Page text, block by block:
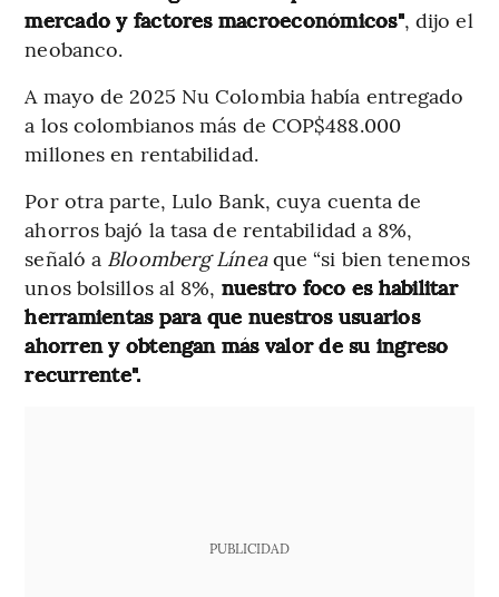
mercado y factores macroeconómicos", dijo el
neobanco.
A mayo de 2025 Nu Colombia había entregado
a los colombianos más de COP$488.000
millones en rentabilidad.
Por otra parte, Lulo Bank, cuya cuenta de
ahorros bajó la tasa de rentabilidad a 8%,
señaló a Bloomberg Líneaque “si bien tenemos
unos bolsillos al 8%, nuestro foco es habilitar
herramientas para que nuestros usuarios
ahorren y obtengan más valor de su ingreso
recurrente".
PUBLICIDAD